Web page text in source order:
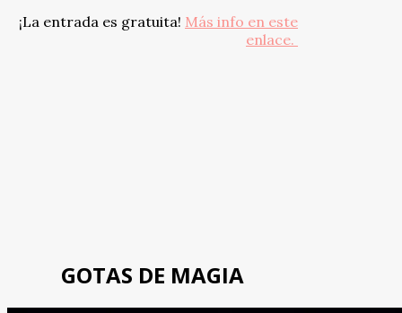
¡La entrada es gratuita! Más info en este
enlace.
GOTAS DE MAGIA